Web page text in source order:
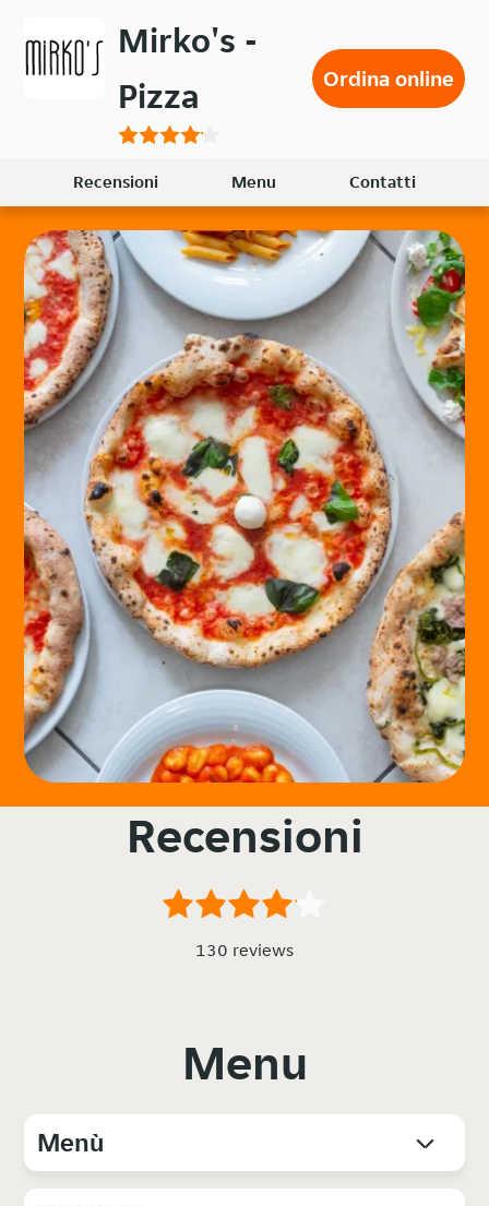
contenuto
Mirko's -
Pizza
Ordina online
Recensioni Menu Contatti
Recensioni
130 reviews
Menu
Menù